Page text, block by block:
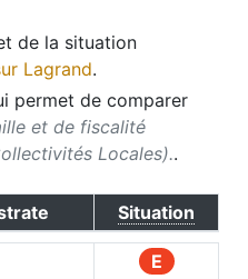
de la situation
Lagrand.
permet de comparer
et de fiscalité
Locales)..
Situation
E